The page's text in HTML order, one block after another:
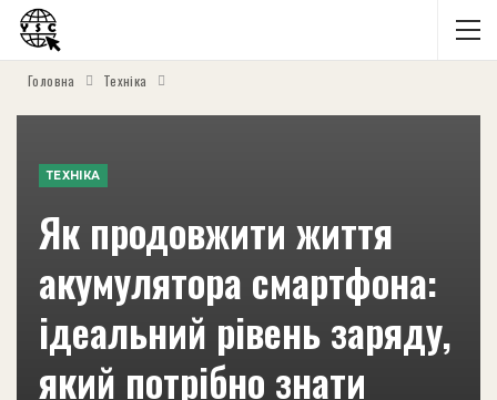
Головна Техніка
ТЕХНІКА
Як продовжити життя
акумулятора смартфона:
ідеальний рівень заряду,
який потрібно знати